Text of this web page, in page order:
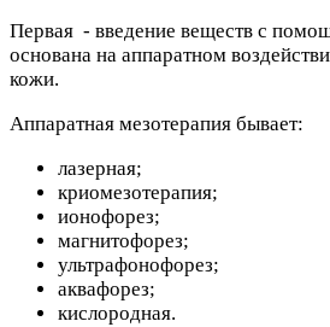
Первая - введение веществ с
основана на аппаратном
кожи.
Аппаратная мезотерапия бывает:
лазерная;
криомезотерапия;
ионофорез;
магнитофорез;
ультрафонофорез;
аквафорез;
кислородная.